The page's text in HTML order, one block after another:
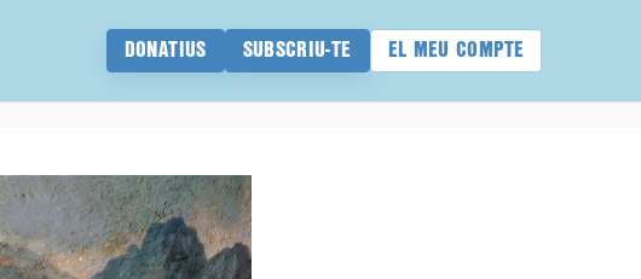
DONATIUS SUBSCRIU-TE EL MEU COMPTE